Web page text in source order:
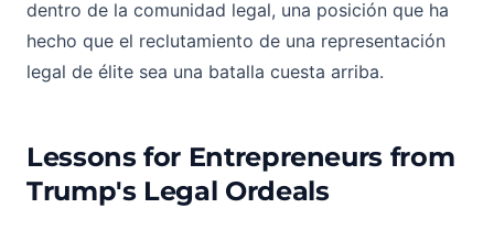
dentro de la comunidad legal, una posición que ha
hecho que el reclutamiento de una representación
legal de élite sea una batalla cuesta arriba.
Lessons for Entrepreneurs from
Trump's Legal Ordeals